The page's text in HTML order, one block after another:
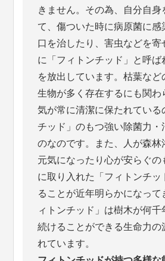
きません。その為、自分自身
て、傷ついた時に病原菌に感
口を治したり、害虫などを寄
に「フィトンチッド」と呼ば
を放出しています。枯葉など
生物が多く存在するにも関わ
気が常に清潔に保たれている
チッド」のもつ強い除菌力・
のなのです。また、人が森林
元気になったり心が安らぐの
に取り入れた「フィトンチッ
ることが近年明らかになって
ィトンチッド」は樹木が何千
続けることができる生命力の
れています。